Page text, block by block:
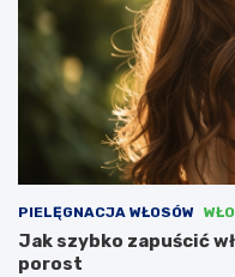
PIELĘGNACJA WŁOSÓW
Jak szybko zapuścić
porost